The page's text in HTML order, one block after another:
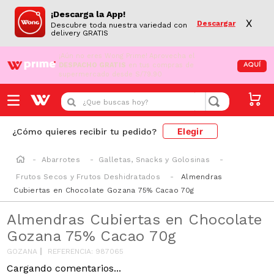
¡Descarga la App!
Descubre toda nuestra variedad con
delivery GRATIS
Descargar X
¡Aún no eres Wong Prime! Aprovecha el
DESPACHO GRATIS en tus compras de
supermercado desde S/79.90
AQUÍ
¿Que buscas hoy?
¿Cómo quieres recibir tu pedido? Elegir
Abarrotes
Galletas, Snacks y Golosinas
Frutos Secos y Frutos Deshidratados
Almendras
Cubiertas en Chocolate Gozana 75% Cacao 70g
Almendras Cubiertas en Chocolate
Gozana 75% Cacao 70g
GOZANA REFERENCIA: 987065
Cargando comentarios...